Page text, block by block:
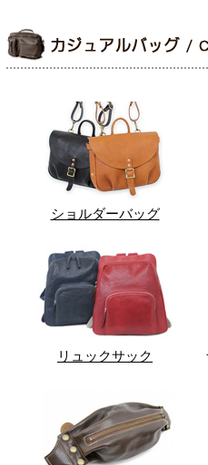
ショルダーバッグ
リュックサック